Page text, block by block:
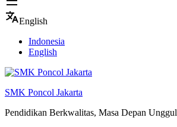
English
Indonesia
English
SMK Poncol Jakarta
Pendidikan Berkwalitas, Masa Depan Unggul